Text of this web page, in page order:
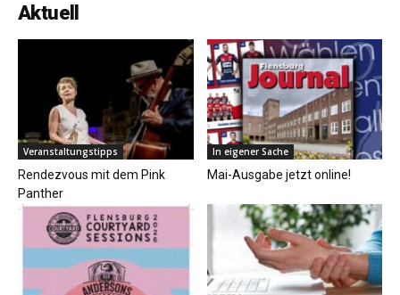
Aktuell
Veranstaltungstipps
Rendezvous mit dem Pink
Panther
In eigener Sache
Mai-Ausgabe jetzt online!